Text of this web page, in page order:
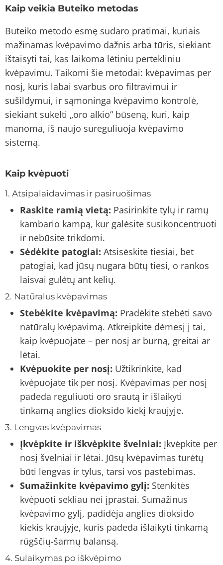
Kaip veikia Buteiko metodas
Buteiko metodo esmę sudaro pratimai, kuriais
mažinamas kvėpavimo dažnis arba tūris, siekiant
ištaisyti tai, kas laikoma lėtiniu pertekliniu
kvėpavimu. Taikomi šie metodai: kvėpavimas per
nosį, kuris labai svarbus oro filtravimui ir
sušildymui, ir sąmoninga kvėpavimo kontrolė,
siekiant sukelti „oro alkio” būseną, kuri, kaip
manoma, iš naujo sureguliuoja kvėpavimo
sistemą.
Kaip kvėpuoti
1. Atsipalaidavimas ir pasiruošimas
Raskite ramią vietą: Pasirinkite tylų ir ramų
kambario kampą, kur galėsite susikoncentruoti
ir nebūsite trikdomi.
Sėdėkite patogiai: Atsisėskite tiesiai, bet
patogiai, kad jūsų nugara būtų tiesi, o rankos
laisvai gulėtų ant kelių.
2. Natūralus kvėpavimas
Stebėkite kvėpavimą: Pradėkite stebėti savo
natūralų kvėpavimą. Atkreipkite dėmesį į tai,
kaip kvėpuojate – per nosį ar burną, greitai ar
lėtai.
Kvėpuokite per nosį: Užtikrinkite, kad
kvėpuojate tik per nosį. Kvėpavimas per nosį
padeda reguliuoti oro srautą ir išlaikyti
tinkamą anglies dioksido kiekį kraujyje.
3. Lengvas kvėpavimas
Įkvėpkite ir iškvėpkite švelniai: Įkvėpkite per
nosį švelniai ir lėtai. Jūsų kvėpavimas turėtų
būti lengvas ir tylus, tarsi vos pastebimas.
Sumažinkite kvėpavimo gylį: Stenkitės
kvėpuoti sekliau nei įprastai. Sumažinus
kvėpavimo gylį, padidėja anglies dioksido
kiekis kraujyje, kuris padeda išlaikyti tinkamą
rūgščių-šarmų balansą.
4. Sulaikymas po iškvėpimo